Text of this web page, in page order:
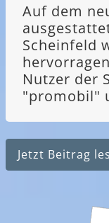
Auf dem
Scheinfeld
Nutzer der
"promobil"
Jetzt Beitrag